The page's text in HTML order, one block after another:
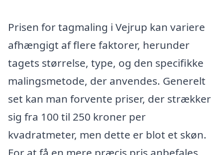
Prisen for tagmaling i Vejrup kan variere
afhængigt af flere faktorer, herunder
tagets størrelse, type, og den specifikke
malingsmetode, der anvendes. Generelt
set kan man forvente priser, der strækker
sig fra 100 til 250 kroner per
kvadratmeter, men dette er blot et skøn.